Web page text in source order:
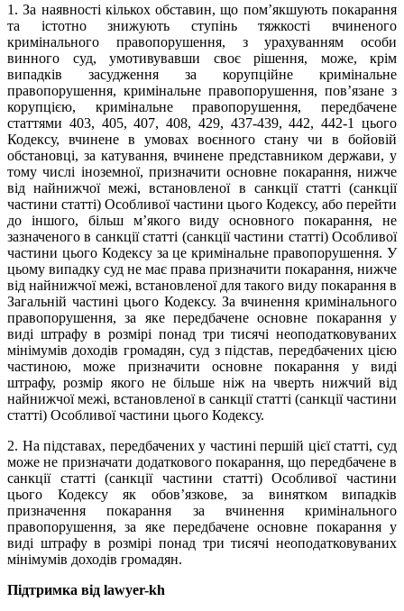
1. За наявності кількох обставин, що пом’якшують покарання
та істотно знижують ступінь тяжкості вчиненого
кримінального правопорушення, з урахуванням особи
винного суд, умотивувавши своє рішення, може, крім
випадків засудження за корупційне кримінальне
правопорушення, кримінальне правопорушення, пов’язане з
корупцією, кримінальне правопорушення, передбачене
статтями 403, 405, 407, 408, 429, 437-439, 442, 442-1 цього
Кодексу, вчинене в умовах воєнного стану чи в бойовій
обстановці, за катування, вчинене представником держави, у
тому числі іноземної, призначити основне покарання, нижче
від найнижчої межі, встановленої в санкції статті (санкції
частини статті) Особливої частини цього Кодексу, або перейти
до іншого, більш м’якого виду основного покарання, не
зазначеного в санкції статті (санкції частини статті) Особливої
частини цього Кодексу за це кримінальне правопорушення. У
цьому випадку суд не має права призначити покарання, нижче
від найнижчої межі, встановленої для такого виду покарання в
Загальній частині цього Кодексу. За вчинення кримінального
правопорушення, за яке передбачене основне покарання у
виді штрафу в розмірі понад три тисячі неоподатковуваних
мінімумів доходів громадян, суд з підстав, передбачених цією
частиною, може призначити основне покарання у виді
штрафу, розмір якого не більше ніж на чверть нижчий від
найнижчої межі, встановленої в санкції статті (санкції частини
статті) Особливої частини цього Кодексу.
2. На підставах, передбачених у частині першій цієї статті, суд
може не призначати додаткового покарання, що передбачене в
санкції статті (санкції частини статті) Особливої частини
цього Кодексу як обов’язкове, за винятком випадків
призначення покарання за вчинення кримінального
правопорушення, за яке передбачене основне покарання у
виді штрафу в розмірі понад три тисячі неоподатковуваних
мінімумів доходів громадян.
Підтримка від lawyer-kh